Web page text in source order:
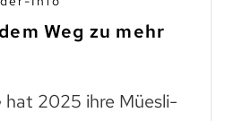
Weg zu mehr
2025 ihre Müesli-